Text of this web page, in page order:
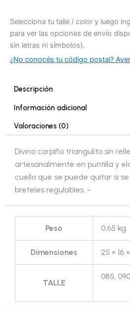
Selecciona tu talle / color y luego
para ver las opciones de envío
sin letras ni símbolos).
¿No conocés tu código postal?
Descripción
Información adicional
Valoraciones (0)
Divino corpiño triangulito sin
artesanalmente en puntilla y
cuello que se puede quitar si
breteles regulables .-
Peso 0,65 kg
Dimensiones 25 × 16
TALLE
085,